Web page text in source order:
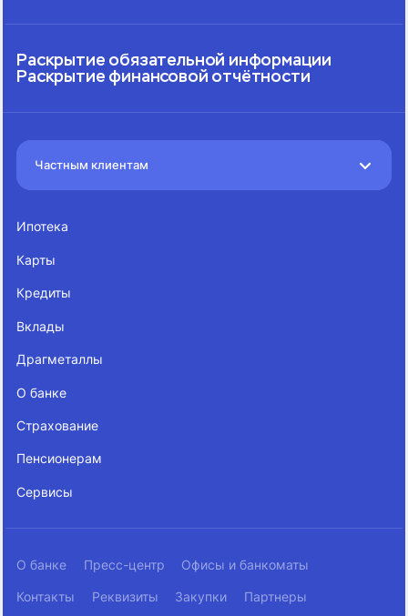
Раскрытие обязательной информации
Раскрытие финансовой отчётности
Частным клиентам
Ипотека
Карты
Кредиты
Вклады
Драгметаллы
О банке
Страхование
Пенсионерам
Сервисы
О банке Пресс-центр Офисы и банкоматы
Контакты Реквизиты Закупки Партнеры